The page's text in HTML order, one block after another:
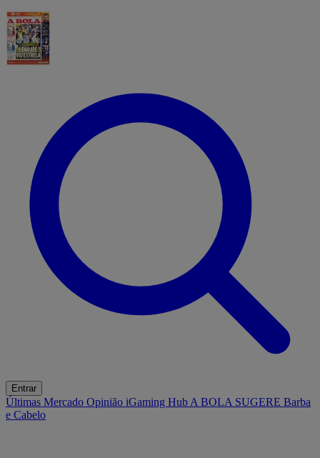
Entrar
Últimas Mercado Opinião iGaming Hub A BOLA SUGERE Barba
e Cabelo